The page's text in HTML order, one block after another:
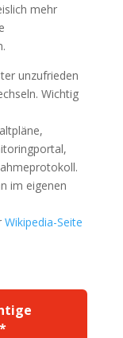
mehr
unzufrieden
Wichtig
im eigenen
Wikipedia-Seite